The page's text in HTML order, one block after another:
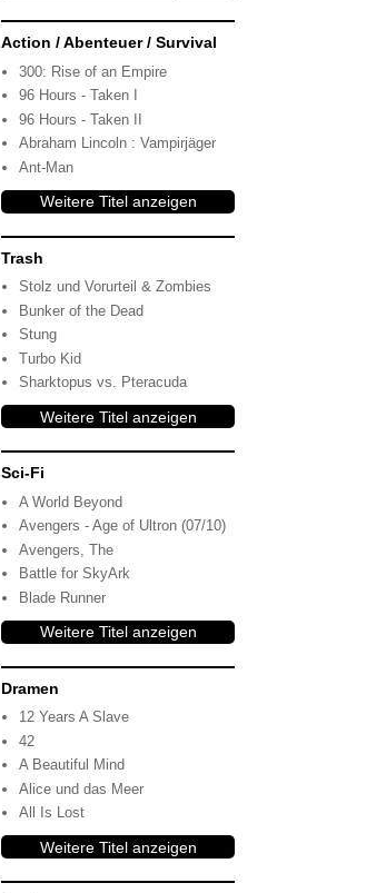
Action / Abenteuer / Survival
300: Rise of an Empire
96 Hours - Taken I
96 Hours - Taken II
Abraham Lincoln : Vampirjäger
Ant-Man
Weitere Titel anzeigen
Trash
Stolz und Vorurteil & Zombies
Bunker of the Dead
Stung
Turbo Kid
Sharktopus vs. Pteracuda
Weitere Titel anzeigen
Sci-Fi
A World Beyond
Avengers - Age of Ultron (07/10)
Avengers, The
Battle for SkyArk
Blade Runner
Weitere Titel anzeigen
Dramen
12 Years A Slave
42
A Beautiful Mind
Alice und das Meer
All Is Lost
Weitere Titel anzeigen